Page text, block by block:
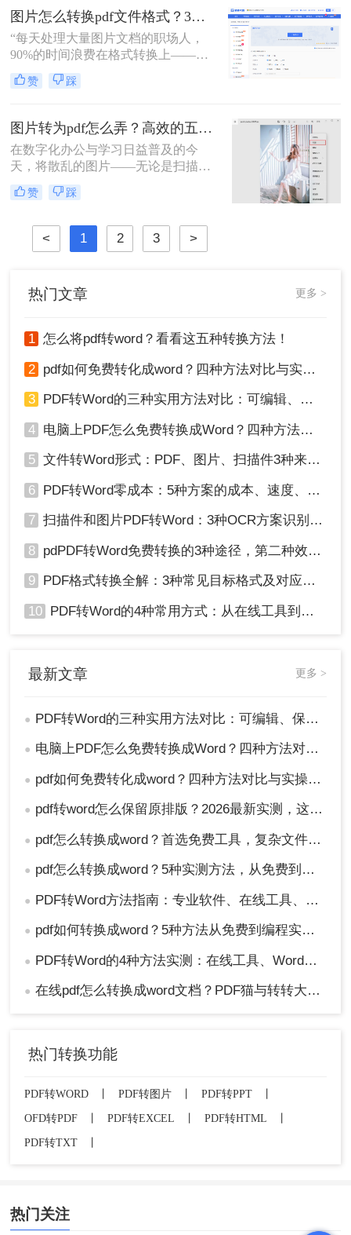
主，小编深知职场办公人群对高效转
换工具的渴求，今天就分享超实用方
法，帮你轻松解决图片转pdf难题。
图片怎么转换pdf文件格式？3种高效方法全解析，职场人必备技能！
“每天处理大量图片文档的职场人，
90%的时间浪费在格式转换上——这
不是技术问题，而是方法误区。” 作
为深耕办公软件测评多年的博主，小
始方式处理图片转PDF需求。那么图
片怎么转换pdf文件格式呢？本文将揭
秘三种专业级转换方法，结合实测数
据帮你突破效率瓶颈。
赞 踩
图片转为pdf怎么弄？高效的五大方法详解！
在数字化办公与学习日益普及的今
天，将散乱的图片——无论是扫描的
文档、手机拍摄的笔记，还是珍贵的
照片——整合成一个统一的PDF文
求。PDF格式因其跨平台、格式固
定、易于传输和打印的优点，成为了
感到无所适从。那么图片转为pdf怎么
赞 踩
< 1 2 3 >
热门文章 更多 >
1 怎么将pdf转word？看看这五种转换方法！
2 pdf如何免费转化成word？四种方法对比与实操指南（附详细表格）
3 PDF转Word的三种实用方法对比：可编辑、保格式、避风险！
4 电脑上PDF怎么免费转换成Word？四种方法对比与实操指南（附详细表格）!
5 文件转Word形式：PDF、图片、扫描件3种来源分别怎么处理！
6 PDF转Word零成本：5种方案的成本、速度、精度对比！
7 扫描件和图片PDF转Word：3种OCR方案识别率实测！
8 pdPDF转Word免费转换的3种途径，第二种效率最高！
9 PDF格式转换全解：3种常见目标格式及对应操作方法！
10 PDF转Word的4种常用方式：从在线工具到桌面软件全梳理！
最新文章 更多 >
● PDF转Word的三种实用方法对比：可编辑、保格式、避风险！
● 电脑上PDF怎么免费转换成Word？四种方法对比与实操指南（附详细表格）!
● pdf如何免费转化成word？四种方法对比与实操指南（附详细表格）
● pdf转word怎么保留原排版？2026最新实测，这5种方法从免费到专业全搞定！
● pdf怎么转换成word？首选免费工具，复杂文件再上专业软件！
● pdf怎么转换成word？5种实测方法，从免费到专业全攻略！
● PDF转Word方法指南：专业软件、在线工具、Word内置与改后缀名4种方案对比！
● pdf如何转换成word？5种方法从免费到编程实测对比！
● PDF转Word的4种方法实测：在线工具、Word、Adobe与开源软件对比！！
● 在线pdf怎么转换成word文档？PDF猫与转转大师2种在线工具使用指南与功能对比！
热门转换功能
PDF转WORD PDF转图片 PDF转PPT
OFD转PDF
PDF转EXCEL PDF转HTML
PDF转TXT
热门关注